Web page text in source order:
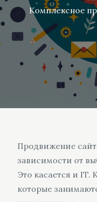
Комплексное
Продвижение
зависимости от
Это касается и IT.
которые